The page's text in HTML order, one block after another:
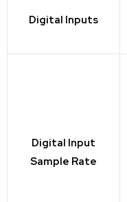
Digital Inputs
Digital Input
Sample Rate